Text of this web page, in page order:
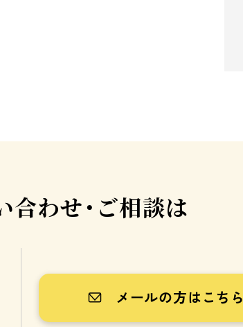
合わせ・ご相談は
メールの方はこちら